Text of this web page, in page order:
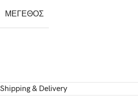
ΜΕΓΕΘΟΣ
Shipping & Delivery